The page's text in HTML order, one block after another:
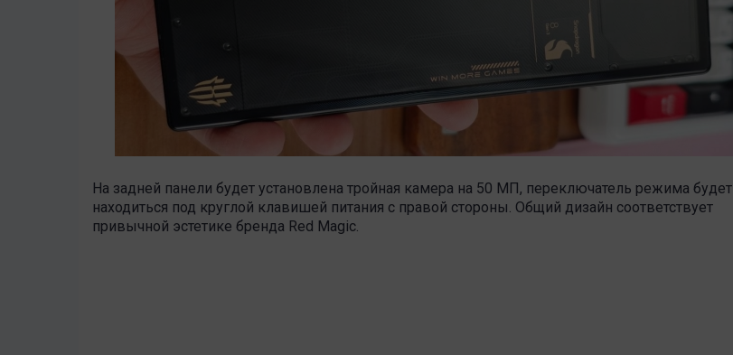
На задней панели будет установлена тройная камера на 50 МП, переключатель режима будет
находиться под круглой клавишей питания с правой стороны. Общий дизайн соответствует
привычной эстетике бренда Red Magic.